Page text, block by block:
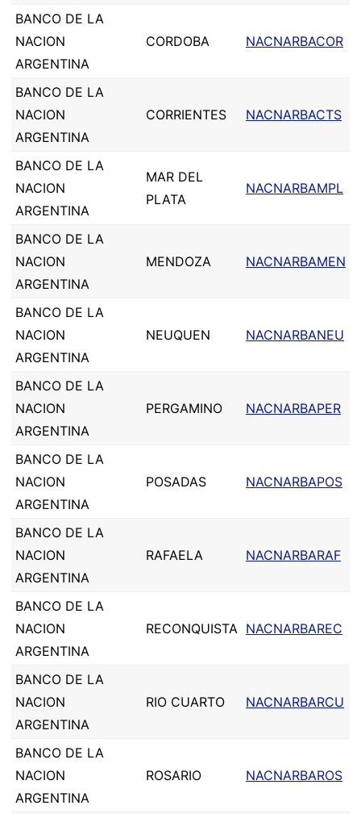
BANCO DE LA
NACION
ARGENTINA
CORDOBA NACNARBACOR
BANCO DE LA
NACION
ARGENTINA
CORRIENTES NACNARBACTS
BANCO DE LA
NACION
ARGENTINA
MAR DEL
PLATA
NACNARBAMPL
BANCO DE LA
NACION
ARGENTINA
MENDOZA NACNARBAMEN
BANCO DE LA
NACION
ARGENTINA
NEUQUEN NACNARBANEU
BANCO DE LA
NACION
ARGENTINA
PERGAMINO NACNARBAPER
BANCO DE LA
NACION
ARGENTINA
POSADAS NACNARBAPOS
BANCO DE LA
NACION
ARGENTINA
RAFAELA NACNARBARAF
BANCO DE LA
NACION
ARGENTINA
RECONQUISTA NACNARBAREC
BANCO DE LA
NACION
ARGENTINA
RIO CUARTO NACNARBARCU
BANCO DE LA
NACION
ARGENTINA
ROSARIO NACNARBAROS